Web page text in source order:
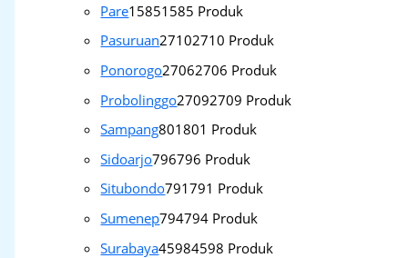
Pare15851585 Produk
Pasuruan27102710 Produk
Ponorogo27062706 Produk
Probolinggo27092709 Produk
Sampang801801 Produk
Sidoarjo796796 Produk
Situbondo791791 Produk
Sumenep794794 Produk
Surabaya45984598 Produk